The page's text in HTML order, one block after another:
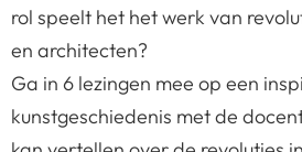
rol speelt het het werk van
en architecten?
Ga in 6 lezingen mee op een
kunstgeschiedenis met de